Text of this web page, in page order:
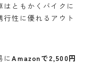
PCX
ム
セダン セロー
はともかくバイクに
性に優れるアウト
にAmazonで2,500円